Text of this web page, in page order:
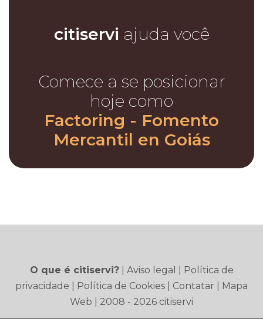
citiservi ajuda você
Comece a se posicionar
hoje como
Factoring - Fomento
Mercantil en Goiás
O que é citiservi?| Aviso legal
Política de
privacidade
Política de Cookies Contatar
Mapa
Web | 2008 - 2026 citiservi